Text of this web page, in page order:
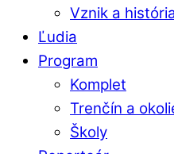
Vznik a
Ľudia
Program
Komplet
Trenčín a
Školy